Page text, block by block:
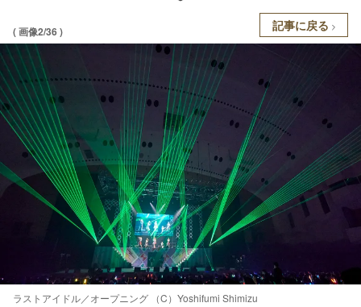
( 画像2/36 ) 記事に戻る
ラストアイドル／オープニング （C）Yoshifumi Shimizu